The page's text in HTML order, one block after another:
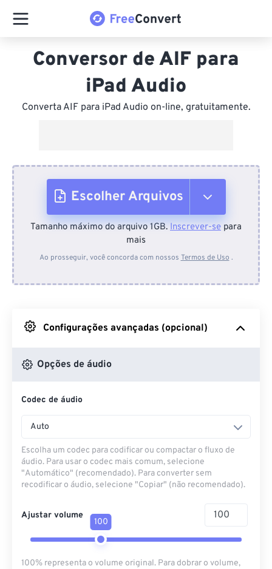
Conversor de AIF para
iPad Audio
Converta AIF para iPad Audio on-line, gratuitamente.
Escolher Arquivos
Do dispositivo
Do Google Drive
Do OneDrive
Tamanho máximo do arquivo 1GB. Inscrever-se para
mais
Ao prosseguir, você concorda com nossos Termos de Uso .
Configurações avançadas (opcional)
Opções de áudio
Codec de áudio
Auto
Escolha um codec para codificar ou compactar o fluxo de
áudio. Para usar o codec mais comum, selecione
"Automático" (recomendado). Para converter sem
recodificar o áudio, selecione "Copiar" (não recomendado).
Ajustar volume
100
100% representa o volume original. Para dobrar o volume,